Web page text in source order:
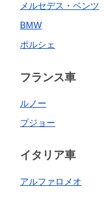
メルセデス・ベンツ
BMW
ポルシェ
フランス車
ルノー
プジョー
イタリア車
アルファロメオ